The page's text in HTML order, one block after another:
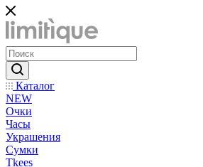
Каталог
NEW
Очки
Часы
Украшения
Сумки
Tkees